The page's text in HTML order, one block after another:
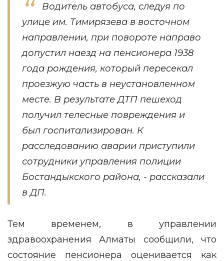
Водитель автобуса, следуя по
улице им. Тимирязева в восточном
направлении, при повороте направо
допустил наезд на пенсионера 1938
года рождения, который пересекал
проезжую часть в неустановленном
месте. В результате ДТП пешеход
получил телесные повреждения и
был госпитализирован. К
расследованию аварии приступили
сотрудники управления полиции
Бостандыкского района, - рассказали
в ДП.
Тем временем, в управлении
здравоохранения Алматы сообщили, что
состояние пенсионера оценивается как